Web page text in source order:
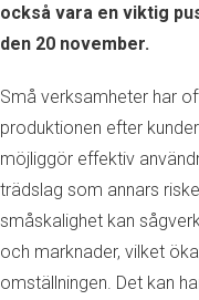
också vara en viktig
den 20 november.
Små verksamheter har
produktionen efter
möjliggör effektiv
trädslag som annars
småskalighet kan
och marknader, vilket
omställningen. Det kan